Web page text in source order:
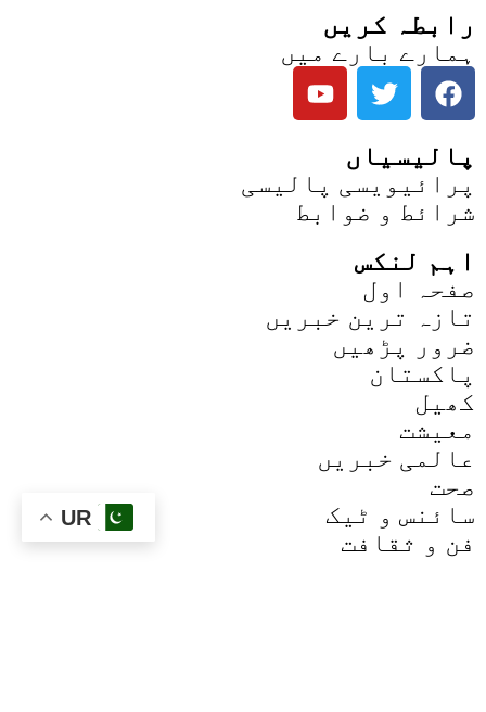
رابطہ کریں
ہمارے بارے میں
پالیسیاں
پرائیویسی پالیسی
شرائط و ضوابط
اہم لنکس
صفحہ اول
تازہ ترین خبریں
ضرور پڑھیں
پاکستان
کھیل
معیشت
عالمی خبریں
صحت
سائنس و ٹیک
فن و ثقافت
UR